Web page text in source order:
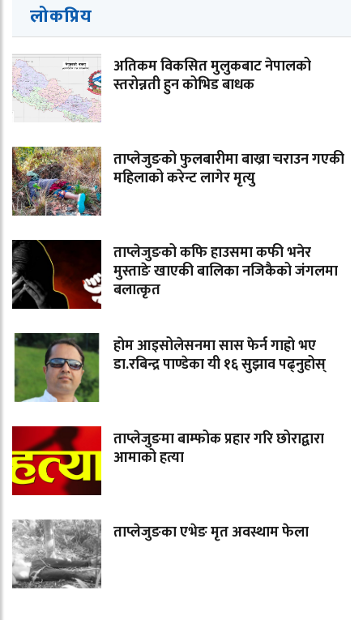
लोकप्रिय
अतिकम विकसित मुलुकबाट नेपालको
स्तरोन्नती हुन कोभिड बाधक
ताप्लेजुङको फुलबारीमा बाख्रा चराउन गएकी
महिलाको करेन्ट लागेर मृत्यु
ताप्लेजुङको कफि हाउसमा कफी भनेर
मुस्ताङे खाएकी बालिका नजिकैको जंगलमा
बलात्कृत
होम आइसोलेसनमा सास फेर्न गाह्रो भए
डा.रबिन्द्र पाण्डेका यी १६ सुझाव पढ्नुहोस्
ताप्लेजुङमा बाम्फोक प्रहार गरि छोराद्वारा
आमाको हत्या
ताप्लेजुङका एभेङ मृत अवस्थाम फेला